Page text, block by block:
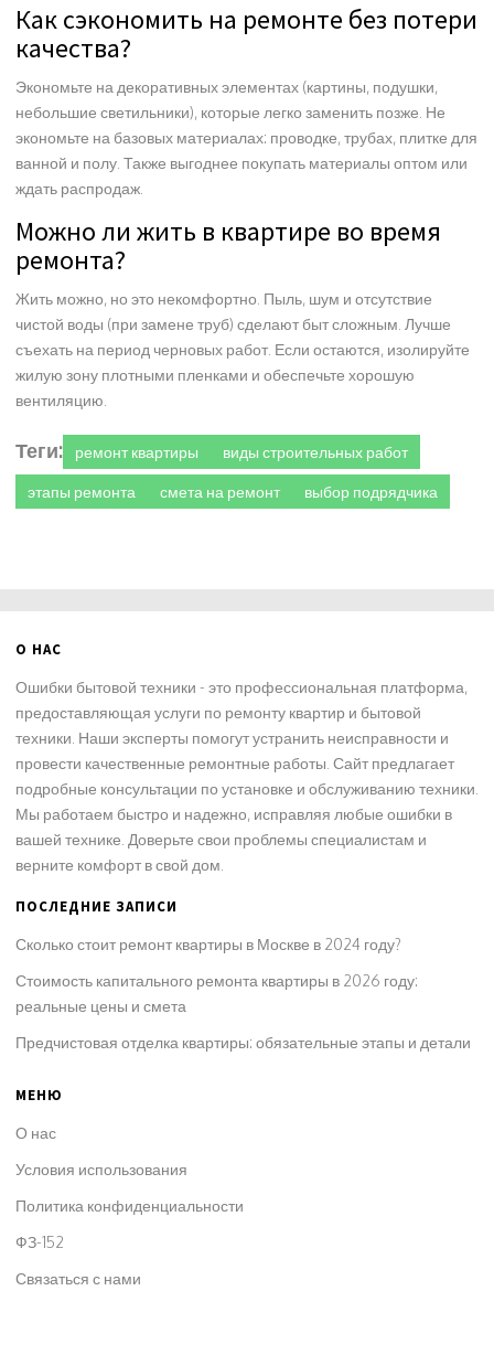
Как сэкономить на ремонте без потери
качества?
Экономьте на декоративных элементах (картины, подушки,
небольшие светильники), которые легко заменить позже. Не
экономьте на базовых материалах: проводке, трубах, плитке для
ванной и полу. Также выгоднее покупать материалы оптом или
ждать распродаж.
Можно ли жить в квартире во время
ремонта?
Жить можно, но это некомфортно. Пыль, шум и отсутствие
чистой воды (при замене труб) сделают быт сложным. Лучше
съехать на период черновых работ. Если остаются, изолируйте
жилую зону плотными пленками и обеспечьте хорошую
вентиляцию.
Теги: ремонт квартиры виды строительных работ
этапы ремонта смета на ремонт выбор подрядчика
О НАС
Ошибки бытовой техники - это профессиональная платформа,
предоставляющая услуги по ремонту квартир и бытовой
техники. Наши эксперты помогут устранить неисправности и
провести качественные ремонтные работы. Сайт предлагает
подробные консультации по установке и обслуживанию техники.
Мы работаем быстро и надежно, исправляя любые ошибки в
вашей технике. Доверьте свои проблемы специалистам и
верните комфорт в свой дом.
ПОСЛЕДНИЕ ЗАПИСИ
Сколько стоит ремонт квартиры в Москве в 2024 году?
Стоимость капитального ремонта квартиры в 2026 году:
реальные цены и смета
Предчистовая отделка квартиры: обязательные этапы и детали
МЕНЮ
О нас
Условия использования
Политика конфиденциальности
ФЗ-152
Связаться с нами